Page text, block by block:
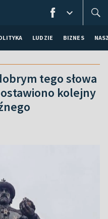
LUDZIE BIZNES
tego słowa
kolejny